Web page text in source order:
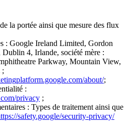
la portée ainsi que mesure des flux
: Google Ireland Limited, Gordon
4, Irlande, société mère :
Parkway, Mountain View,
;
about/;
:
privacy ;
: Types de traitement ainsi que
safety.google/security-privacy/